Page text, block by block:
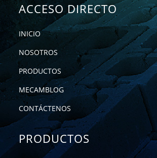
ACCESO DIRECTO
INICIO
NOSOTROS
PRODUCTOS
MECAMBLOG
CONTÁCTENOS
PRODUCTOS